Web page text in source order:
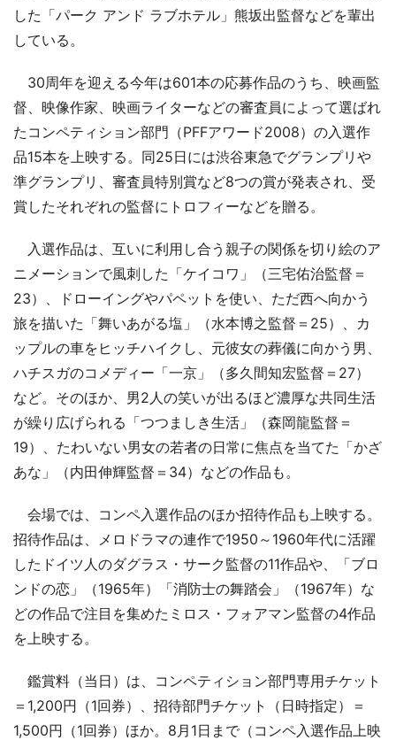
した「パーク アンド ラブホテル」熊坂出監督などを輩出
している。
30周年を迎える今年は601本の応募作品のうち、映画監
督、映像作家、映画ライターなどの審査員によって選ばれ
たコンペティション部門（PFFアワード2008）の入選作
品15本を上映する。同25日には渋谷東急でグランプリや
準グランプリ、審査員特別賞など8つの賞が発表され、受
賞したそれぞれの監督にトロフィーなどを贈る。
入選作品は、互いに利用し合う親子の関係を切り絵のア
ニメーションで風刺した「ケイコワ」（三宅佑治監督＝
23）、ドローイングやパペットを使い、ただ西へ向かう
旅を描いた「舞いあがる塩」（水本博之監督＝25）、カ
ップルの車をヒッチハイクし、元彼女の葬儀に向かう男、
ハチスガのコメディー「一京」（多久間知宏監督＝27）
など。そのほか、男2人の笑いが出るほど濃厚な共同生活
が繰り広げられる「つつましき生活」（森岡龍監督＝
19）、たわいない男女の若者の日常に焦点を当てた「かざ
あな」（内田伸輝監督＝34）などの作品も。
会場では、コンペ入選作品のほか招待作品も上映する。
招待作品は、メロドラマの連作で1950～1960年代に活躍
したドイツ人のダグラス・サーク監督の11作品や、「ブロ
ンドの恋」（1965年）「消防士の舞踏会」（1967年）な
どの作品で注目を集めたミロス・フォアマン監督の4作品
を上映する。
鑑賞料（当日）は、コンペティション部門専用チケット
＝1,200円（1回券）、招待部門チケット（日時指定）＝
1,500円（1回券）ほか。8月1日まで（コンペ入選作品上映